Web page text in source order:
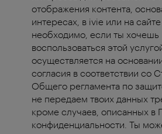
отображения контента,
интересах, в ivie или на
необходимо, если ты хочешь
воспользоваться этой
осуществляется на
согласия в соответствии со
Общего регламента по
не передаем твоих данных
кроме случаев, описанных в
конфиденциальности. Ты